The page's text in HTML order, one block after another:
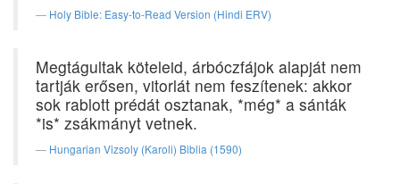
Holy Bible: Easy-to-Read Version (Hindi ERV)
Megtágultak köteleid, árbóczfájok alapját nem
tartják erősen, vitorlát nem feszítenek: akkor
sok rablott prédát osztanak, *még* a sánták
*is* zsákmányt vetnek.
Hungarian Vizsoly (Karoli) Biblia (1590)